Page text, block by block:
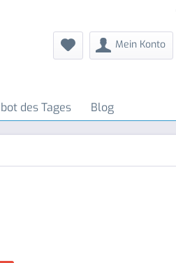
Mein Konto
des Tages Blog